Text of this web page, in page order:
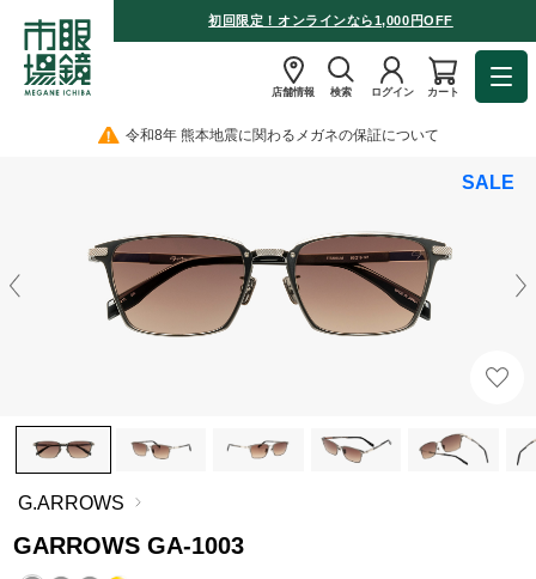
初回限定！オンラインなら1,000円OFF
店舗情報 検索 ログイン カート
令和8年 熊本地震に関わるメガネの保証について
SALE
G.ARROWS
GARROWS GA-1003